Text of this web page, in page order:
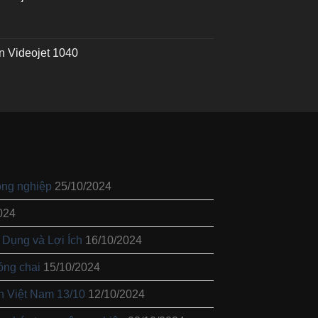
Videojet 1040
nghiệp 25/10/2024
và Lợi Ích 16/10/2024
chai 15/10/2024
Việt Nam 13/10 12/10/2024